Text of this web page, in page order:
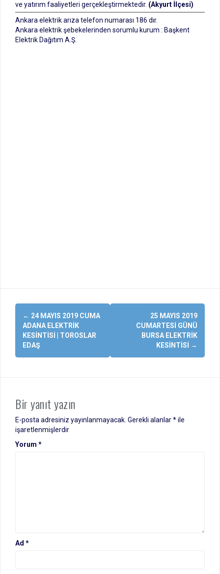
ve yatırım faaliyetleri gerçekleştirmektedir. (Akyurt İlçesi)
Ankara elektrik arıza telefon numarası 186 dır.
Ankara elektrik şebekelerinden sorumlu kurum : Başkent
Elektrik Dağıtım A.Ş.
Yazı
dolaşımı
← 24 MAYIS 2019 CUMA
ADANA ELEKTRIK
KESINTISI | TOROSLAR
EDAŞ
25 MAYIS 2019
CUMARTESI GÜNÜ
BURSA ELEKTRIK
KESINTISI →
Bir yanıt yazın
E-posta adresiniz yayınlanmayacak. Gerekli alanlar*ile
işaretlenmişlerdir
Yorum *
Ad *